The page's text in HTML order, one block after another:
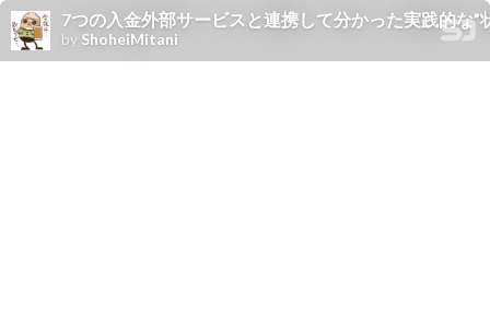
7つの入金外部サービスと連携して分かった実践的な”
by ShoheiMitani